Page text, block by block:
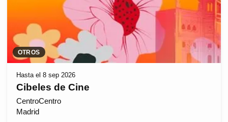
OTROS
Hasta el 8 sep 2026
Cibeles de Cine
CentroCentro
Madrid